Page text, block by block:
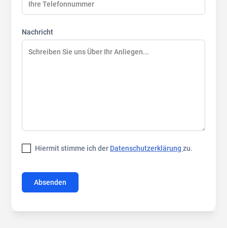
Nachricht
Hiermit stimme ich der Datenschutzerklärungzu.